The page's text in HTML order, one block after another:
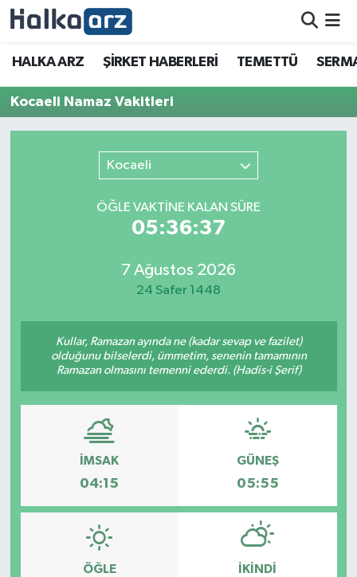
HALKA ARZ ŞİRKET HABERLERİ TEMETTÜ
Kocaeli Namaz Vakitleri
Kocaeli
ÖĞLE VAKTİNE KALAN SÜRE
05:36:37
7 Ağustos 2026
24 Safer 1448
Kullar, Ramazan ayında ne (kadar sevap ve fazilet)
olduğunu bilselerdi, ümmetim, senenin tamamının
Ramazan olmasını temenni ederdi. (Hadis-i Şerif)
İMSAK
04:15
GÜNEŞ
05:55
ÖĞLE İKINDI
HALKA ARZ
SERMAYE ARTIRIMI
TEMETTÜ